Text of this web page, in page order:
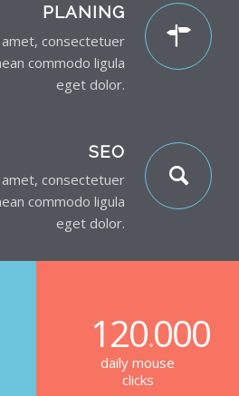
PLANING
consectetuer
commodo ligula
eget dolor.
SEO
consectetuer
commodo ligula
eget dolor.
120.000
daily mouse
clicks